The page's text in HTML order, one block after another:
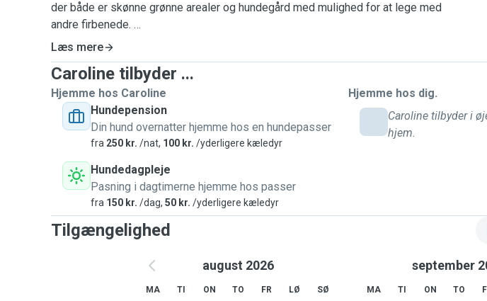
der både er skønne grønne arealer og hundegård med mulighed for at lege med
andre firbenede.
Lidt om mig:
Jeg er 54 år, er rolig og glad for frisk luft og gåture, gerne park, stand og skov.
Her hos mig er hunde velkommen på et tæppe i sofaen/sengen og de bliver
ikke fodret ved bordet
De bliver nusset og talt med så de føler sig trygge 🐾❤️
Glæder mig til at passe din/jeres hund 😍
Glade hilsener
Caroline
Læs mere
Caroline tilbyder ...
Hjemme hos Caroline
Hundepension
Din hund overnatter hjemme hos en hundepasser
fra 250 kr. /nat, 100 kr. /yderligere kæledyr
Hundedagpleje
Pasning i dagtimerne hjemme hos passer
fra 150 kr. /dag, 50 kr. /yderligere kæledyr
Hjemme hos dig.
Caroline tilbyder i
hjem.
Tilgængelighed
august 2026
MA TI ON TO FR LØ SØ
september
MA TI ON TO